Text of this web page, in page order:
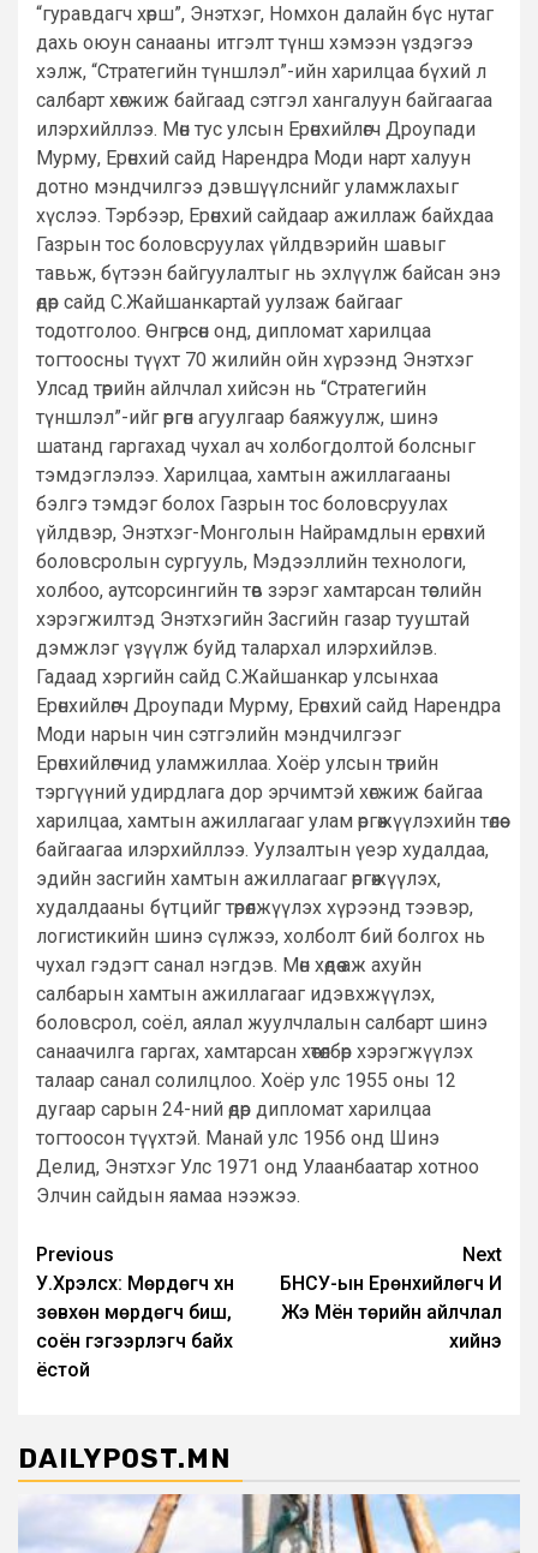
“гуравдагч хөрш”, Энэтхэг, Номхон далайн бүс нутаг
дахь оюун санааны итгэлт түнш хэмээн үздэгээ
хэлж, “Стратегийн түншлэл”-ийн харилцаа бүхий л
салбарт хөгжиж байгаад сэтгэл хангалуун байгаагаа
илэрхийллээ. Мөн тус улсын Ерөнхийлөгч Дроупади
Мурму, Ерөнхий сайд Нарендра Моди нарт халуун
дотно мэндчилгээ дэвшүүлснийг уламжлахыг
хүслээ. Тэрбээр, Ерөнхий сайдаар ажиллаж байхдаа
Газрын тос боловсруулах үйлдвэрийн шавыг
тавьж, бүтээн байгуулалтыг нь эхлүүлж байсан энэ
өдөр сайд С.Жайшанкартай уулзаж байгааг
тодотголоо. Өнгөрсөн онд, дипломат харилцаа
тогтоосны түүхт 70 жилийн ойн хүрээнд Энэтхэг
Улсад төрийн айлчлал хийсэн нь “Стратегийн
түншлэл”-ийг өргөн агуулгаар баяжуулж, шинэ
шатанд гаргахад чухал ач холбогдолтой болсныг
тэмдэглэлээ. Харилцаа, хамтын ажиллагааны
бэлгэ тэмдэг болох Газрын тос боловсруулах
үйлдвэр, Энэтхэг-Монголын Найрамдлын ерөнхий
боловсролын сургууль, Мэдээллийн технологи,
холбоо, аутсорсингийн төв зэрэг хамтарсан төслийн
хэрэгжилтэд Энэтхэгийн Засгийн газар тууштай
дэмжлэг үзүүлж буйд талархал илэрхийлэв.
Гадаад хэргийн сайд С.Жайшанкар улсынхаа
Ерөнхийлөгч Дроупади Мурму, Ерөнхий сайд Нарендра
Моди нарын чин сэтгэлийн мэндчилгээг
Ерөнхийлөгчид уламжиллаа. Хоёр улсын төрийн
тэргүүний удирдлага дор эрчимтэй хөгжиж байгаа
харилцаа, хамтын ажиллагааг улам өргөжүүлэхийн төлөө
байгаагаа илэрхийллээ. Уулзалтын үеэр худалдаа,
эдийн засгийн хамтын ажиллагааг өргөжүүлэх,
худалдааны бүтцийг төрөлжүүлэх хүрээнд тээвэр,
логистикийн шинэ сүлжээ, холболт бий болгох нь
чухал гэдэгт санал нэгдэв. Мөн хөдөө аж ахуйн
салбарын хамтын ажиллагааг идэвхжүүлэх,
боловсрол, соёл, аялал жуулчлалын салбарт шинэ
санаачилга гаргах, хамтарсан хөтөлбөр хэрэгжүүлэх
талаар санал солилцлоо. Хоёр улс 1955 оны 12
дугаар сарын 24-ний өдөр дипломат харилцаа
тогтоосон түүхтэй. Манай улс 1956 онд Шинэ
Делид, Энэтхэг Улс 1971 онд Улаанбаатар хотноо
Элчин сайдын яамаа нээжээ.
Post
navigation
Previous
У.Хүрэлсүх: Мөрдөгч хүн
зөвхөн мөрдөгч биш,
соён гэгээрүүлэгч байх
ёстой
Next
БНСУ-ын Ерөнхийлөгч И
Жэ Мён төрийн айлчлал
хийнэ
DAILYPOST.MN